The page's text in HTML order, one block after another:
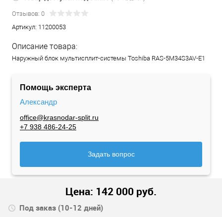
Отзывов: 0
Артикул: 11200053
Описание товара:
Наружный блок мультисплит-системы Toshiba RAS-5M34S3AV-E1
Помощь эксперта
Александр
office@krasnodar-split.ru
+7 938 486-24-25
Задать вопрос
Цена: 142 000 руб.
Под заказ (10-12 дней)